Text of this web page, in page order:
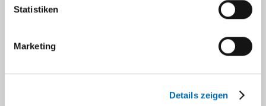
Statistiken
Marketing
Details zeigen
Notärzte in NRW (AGNWW) findet seit 2021
notärztliches und rettungsdienstliches
Fachpersonal statt.